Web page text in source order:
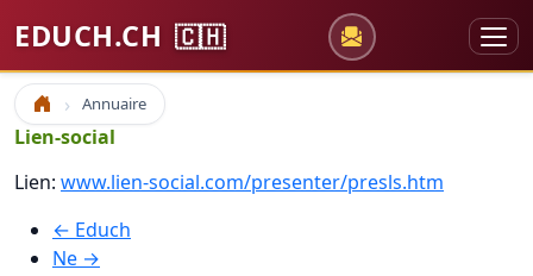
EDUCH.CH 🇨🇭
Accueil Annuaire
Lien-social
Lien: www.lien-social.com/presenter/presls.htm
← Educh
Ne →